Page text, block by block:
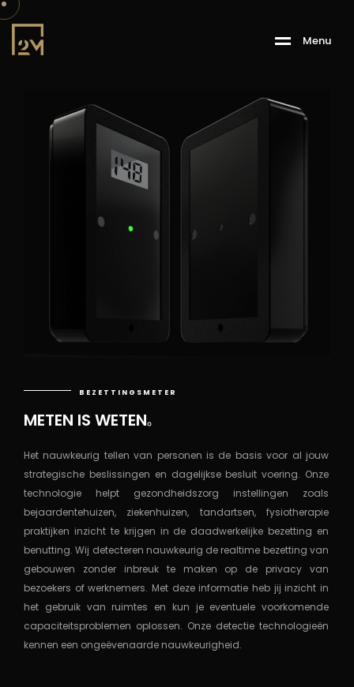
Menu
BEZETTINGSMETER
METEN IS WETEN.
Het nauwkeurig tellen van personen is de basis voor al jouw
strategische beslissingen en dagelijkse besluit voering. Onze
technologie helpt gezondheidszorg instellingen zoals
bejaardentehuizen, ziekenhuizen, tandartsen, fysiotherapie
praktijken inzicht te krijgen in de daadwerkelijke bezetting en
benutting. Wij detecteren nauwkeurig de realtime bezetting van
gebouwen zonder inbreuk te maken op de privacy van
bezoekers of werknemers. Met deze informatie heb jij inzicht in
het gebruik van ruimtes en kun je eventuele voorkomende
capaciteitsproblemen oplossen. Onze detectie technologieën
kennen een ongeëvenaarde nauwkeurigheid.